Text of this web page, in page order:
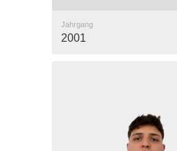
Jahrgang
2001